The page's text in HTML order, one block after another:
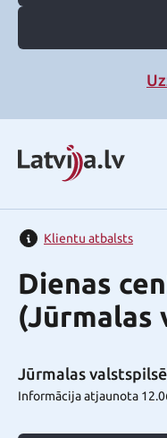
Klientu atbalsts
Dienas
(Jūrmalas
Jūrmalas
Informācija atjaunota